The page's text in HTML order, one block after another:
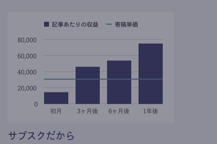
サブスクだから